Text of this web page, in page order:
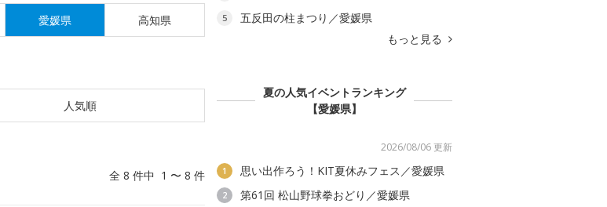
愛媛県 高知県
人気順
全 8 件中 1 〜 8 件
5
五反田の柱まつり／愛媛県
もっと見る
夏の人気イベントランキング
【愛媛県】
2026/08/06 更新
1 思い出作ろう！KIT夏休みフェス／愛媛県
2 第61回 松山野球拳おどり／愛媛県